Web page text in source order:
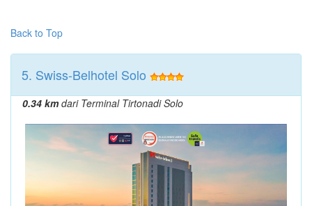
Back to Top
5. Swiss-Belhotel Solo
0.34 kmdari Terminal Tirtonadi Solo